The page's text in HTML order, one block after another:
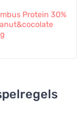
Protein 30%